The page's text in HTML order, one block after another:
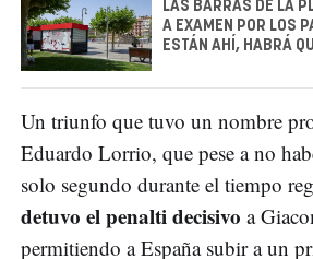
LAS BARRAS DE LA
A EXAMEN POR LOS
ESTÁN AHÍ, HABRÁ
Un triunfo que tuvo un nombre
Eduardo Lorrio, que pese a no
solo segundo durante el tiempo
detuvo el penalti decisivo a
permitiendo a España subir a un